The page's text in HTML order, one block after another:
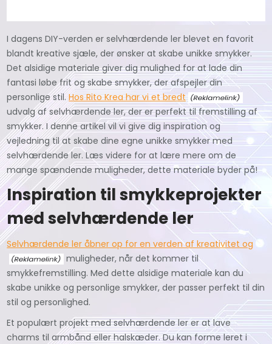
I dagens DIY-verden er selvhærdende ler blevet en favorit
blandt kreative sjæle, der ønsker at skabe unikke smykker.
Det alsidige materiale giver dig mulighed for at lade din
fantasi løbe frit og skabe smykker, der afspejler din
personlige stil.Hos Rito Krea har vi et bredt
udvalg af selvhærdende ler, der er perfekt til fremstilling af
smykker. I denne artikel vil vi give dig inspiration og
vejledning til at skabe dine egne unikke smykker med
selvhærdende ler. Læs videre for at lære mere om de
mange spændende muligheder, dette materiale byder på!
Inspiration til smykkeprojekter
med selvhærdende ler
Selvhærdende ler åbner op for en verden af kreativitet og
muligheder, når det kommer til
smykkefremstilling. Med dette alsidige materiale kan du
skabe unikke og personlige smykker, der passer perfekt til din
stil og personlighed.
Et populært projekt med selvhærdende ler er at lave
charms til armbånd eller halskæder. Du kan forme leret i